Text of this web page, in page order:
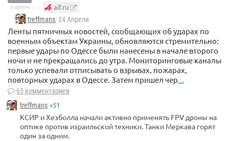
в архиве aif.ru
treffmans, 24 Апреля
Ленты пятничных новостей, сообщающих об ударах по
военным объектам Украины, обновляются стремительно:
первые удары по Одессе были нанесены в начале второго
ночи и не прекращались до утра. Мониторинговые каналы
только успевали отписывать о взрывах, пожарах,
повторных ударах в Одессе. Затем пришел чер...
65 комментариев
treffmans+51
КСИР и Хезболла начали активно применять FPV дроны на
оптике против израильской техники. Танки Меркава горят
один за одним.